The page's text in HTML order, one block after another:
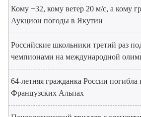
Кому +32, кому ветер 20 м/с, а кому
Аукцион погоды в Якутии
Российские школьники третий раз
чемпионами на международной
64-летняя гражданка России погибла
Французских Альпах